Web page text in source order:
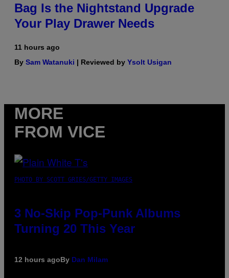
Bag Is the Nightstand Upgrade
Your Play Drawer Needs
11 hours ago
By Sam Watanuki | Reviewed by Ysolt Usigan
MORE
FROM VICE
PHOTO BY SCOTT GRIES/GETTY IMAGES
3 No-Skip Pop-Punk Albums
Turning 20 This Year
12 hours agoBy Dan Milam